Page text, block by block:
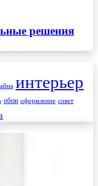
решения
интерьер
обои оформление совет